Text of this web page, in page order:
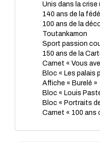
TP - Octobre
TP - Septembre
TP - Août 2022
TP - Juillet 2022
TP - Juin 2022
TP - Mai 2022
TP - Avril 2022
TP - Mars 2022
TP - Février 2022
TP - Janvier 2022
TP - Novembre
TP - Octobre
Unis dans la crise
140 ans de la
100 ans de la
Toutankamon
Sport passion
150 ans de la
Carnet « Vous
Bloc « Les palais
Affiche « Burelé »
Bloc « Louis
Bloc « Portraits
Carnet « 100 ans